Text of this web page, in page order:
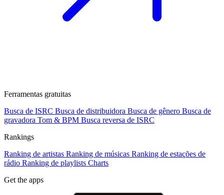
Ferramentas gratuitas
Busca de ISRC Busca de distribuidora Busca de gênero Busca de
gravadora Tom & BPM Busca reversa de ISRC
Rankings
Ranking de artistas Ranking de músicas Ranking de estações de
rádio Ranking de playlists Charts
Get the apps